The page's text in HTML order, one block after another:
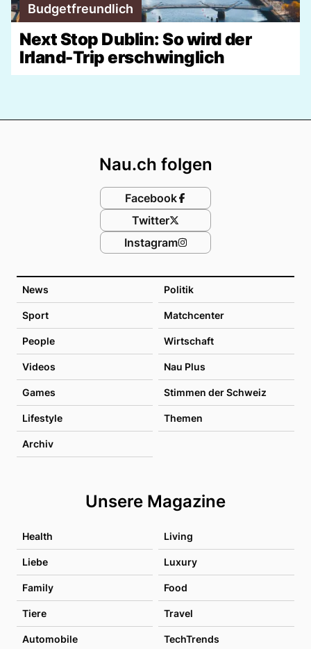
Budgetfreundlich
Next Stop Dublin: So wird der
Irland-Trip erschwinglich
News Politik
Sport Matchcenter
People Wirtschaft
Videos Nau Plus
Games Stimmen der Schweiz
Lifestyle Themen
Archiv
Unsere Magazine
Health Living
Liebe Luxury
Family Food
Tiere Travel
Automobile TechTrends
Nau.ch folgen
Facebook
Twitter
Instagram